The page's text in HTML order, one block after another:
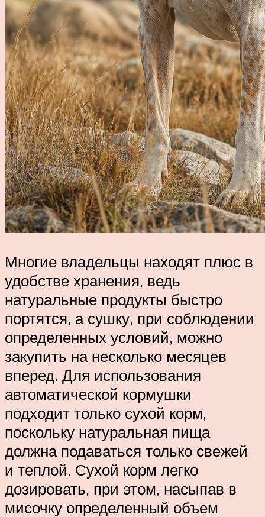
Многие владельцы находят плюс в
удобстве хранения, ведь
натуральные продукты быстро
портятся, а сушку, при соблюдении
определенных условий, можно
закупить на несколько месяцев
вперед. Для использования
автоматической кормушки
подходит только сухой корм,
поскольку натуральная пища
должна подаваться только свежей
и теплой. Сухой корм легко
дозировать, при этом, насыпав в
мисочку определенный объем